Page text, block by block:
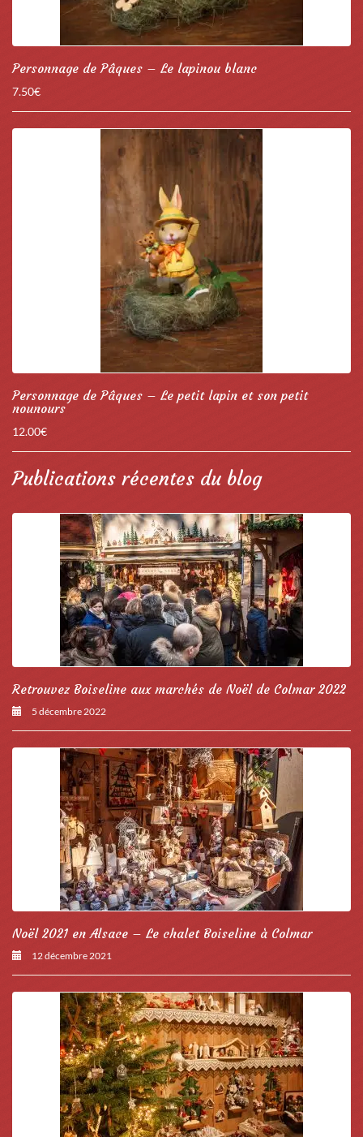
Personnage de Pâques – Le lapinou blanc
7.50€
Personnage de Pâques – Le petit lapin et son petit
nounours
12.00€
Publications récentes du blog
Retrouvez Boiseline aux marchés de Noël de Colmar 2022
5 décembre 2022
Noël 2021 en Alsace – Le chalet Boiseline à Colmar
12 décembre 2021